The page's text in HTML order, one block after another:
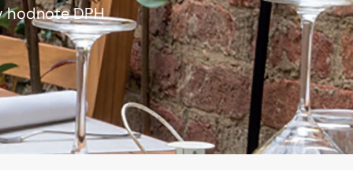
hodnote DPH